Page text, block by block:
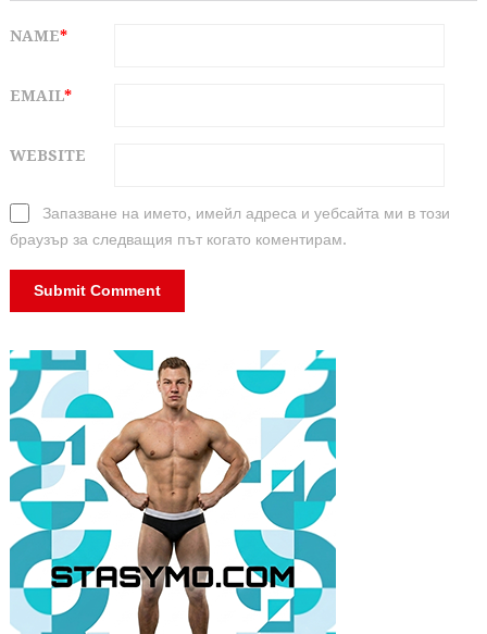
NAME*
EMAIL*
WEBSITE
Запазване на името, имейл адреса и уебсайта ми в този
браузър за следващия път когато коментирам.